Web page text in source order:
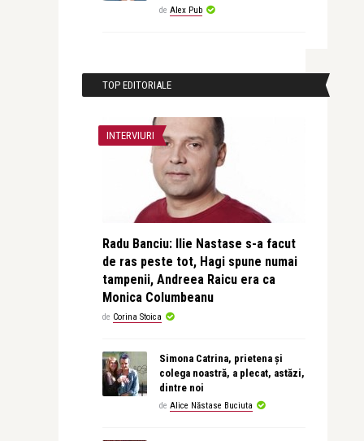
de Alex Pub
TOP EDITORIALE
INTERVIURI
Radu Banciu: Ilie Nastase s-a facut
de ras peste tot, Hagi spune numai
tampenii, Andreea Raicu era ca
Monica Columbeanu
de Corina Stoica
Simona Catrina, prietena și
colega noastră, a plecat, astăzi,
dintre noi
de Alice Năstase Buciuta